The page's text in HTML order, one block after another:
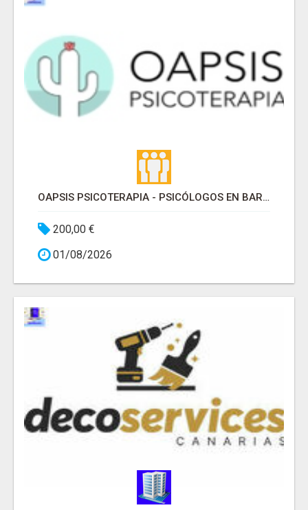
OAPSIS PSICOTERAPIA - PSICÓLOGOS EN BARRIO DE SALAMANCA
200,00 €
01/08/2026